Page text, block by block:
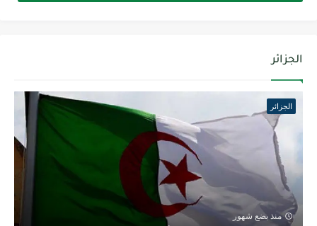
الجزائر
الجزائر
منذ بضع شهور